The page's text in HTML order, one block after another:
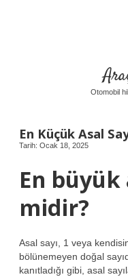
Otomobil
En Küçük Asal
Tarih: Ocak 18, 2025
En büyük
midir?
Asal sayı, 1 veya
bölünemeyen doğal
kanıtladığı gibi, asal